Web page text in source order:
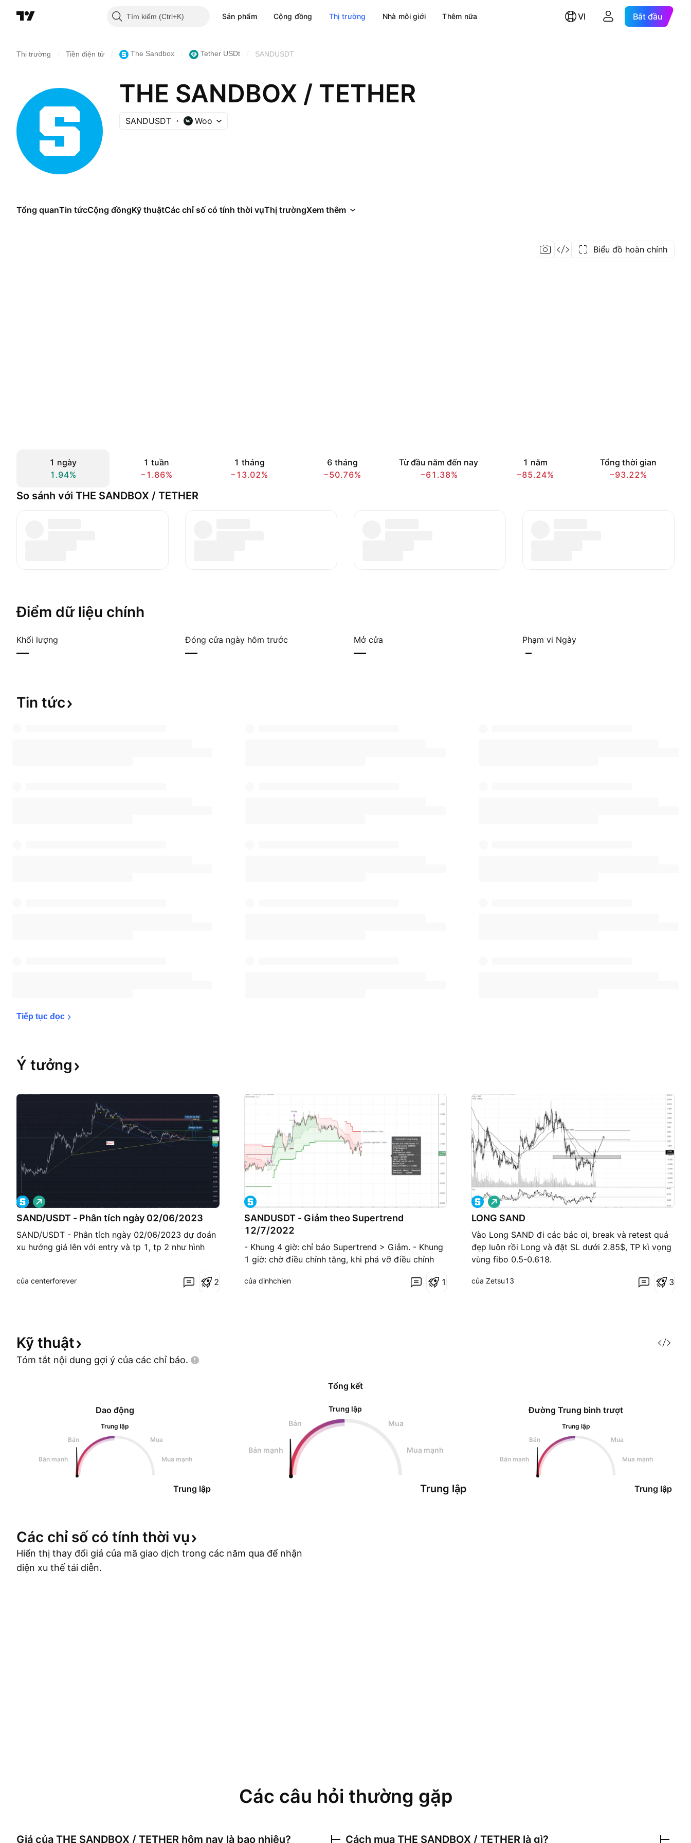
Tìm kiếm Sản phẩm Cộng đồng Thị trường Nhà môi giới Thêm nữa VI Bắt đầu
Thị trường Tiền điện tử The Sandbox Tether USDt SANDUSDT
THE SANDBOX / TETHER
SANDUSDT Woo
Tổng quanTin tứcCộng đồngKỹ thuậtCác chỉ số có tính thời vụThị trườngXem thêm
Biểu đồ hoàn chỉnh
1 ngày
1.94%
1 tuần
−1.86%
1 tháng
−13.02%
6 tháng
−50.76%
Từ đầu năm đến nay
−61.38%
1 năm
−85.24%
Tổng thời gian
−93.22%
So sánh với THE SANDBOX / TETHER
Điểm dữ liệu chính
Khối lượng
—
Đóng cửa ngày hôm trước
—
Mở cửa
—
Phạm vi Ngày
–
Tin tức
Tiếp tục đọc
Ý tưởng
SAND/USDT - Phân tích ngày 02/06/2023
SAND/USDT - Phân tích ngày 02/06/2023 dự đoán
xu hướng giá lên với entry và tp 1, tp 2 như hình
G
i
á
ê
n
của centerforever 2
SANDUSDT - Giảm theo Supertrend
12/7/2022
- Khung 4 giờ: chỉ báo Supertrend > Giảm. - Khung
1 giờ: chờ điều chỉnh tăng, khi phá vỡ điều chỉnh
tăng (Supertrend 1 giờ) ...Xu hướng điều chỉnh tăng
của dinhchien 1
LONG SAND
Vào Long SAND đi các bác ơi, break và retest quá
đẹp luôn rồi Long và đặt SL dưới 2.85$, TP kì vọng
vùng fibo 0.5-0.618.
G
i
á
l
ê
n
của Zetsu13 3
Kỹ thuật
Tóm tắt nội dung gợi ý của các chỉ báo.
Dao động
Trung lập
Bán
Mua
Bán mạnh Mua mạnh
Trung lập
Tổng kết
Trung lập
Bán
Mua
Bán mạnh Mua mạnh
Trung lập
Đường Trung bình trượt
Trung lập
Bán
Mua
Bán mạnh Mua mạnh
Trung lập
Các chỉ số có tính thời vụ
Hiển thị thay đổi giá của mã giao dịch trong các năm qua để nhận
diện xu thế tái diễn.
Các câu hỏi thường gặp
Giá của THE SANDBOX / TETHER hôm nay là bao nhiêu? Cách mua THE SANDBOX / TETHER là gì?